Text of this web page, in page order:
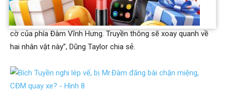
Mỹ, truyền thông quốc tế sẽ vào cuộc. Vì vậy cả nước Mỹ sẽ
biết đến Đàm Vĩnh Hưng là ai. Tôi nghĩ đây cũng là một nước
cờ của phía Đàm Vĩnh Hưng. Truyền thông sẽ xoay quanh về
hai nhân vật này”, Dũng Taylor chia sẻ.